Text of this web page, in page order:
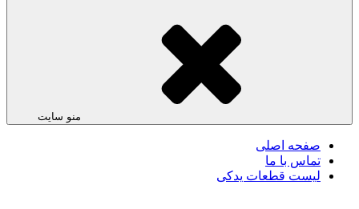
منو سایت
صفحه اصلی
تماس با ما
لیست قطعات یدکی